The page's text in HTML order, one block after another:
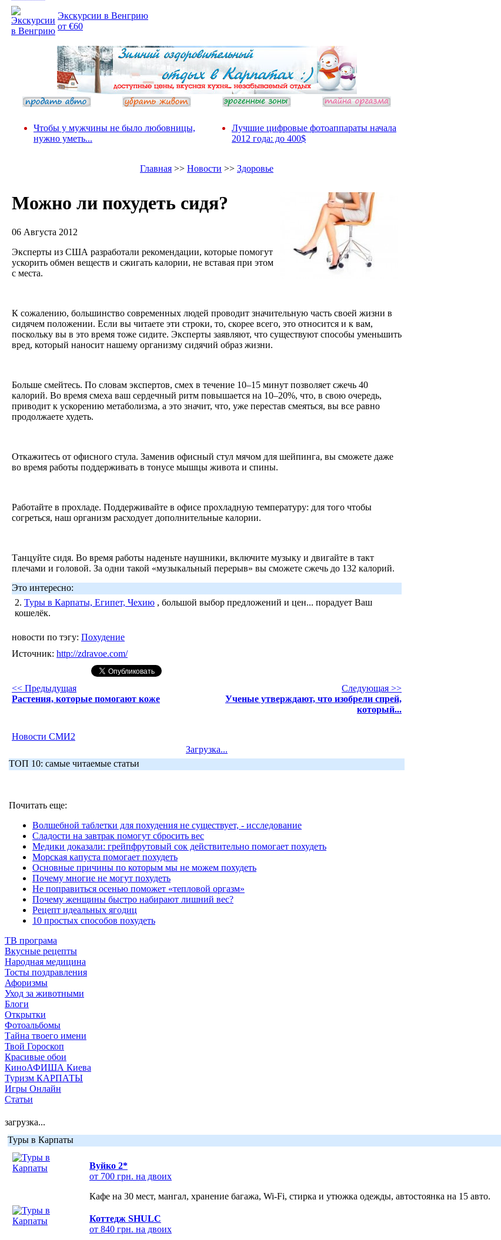
Экскурсии в Венгрию
от €60
Чтобы у мужчины не было любовницы,
нужно уметь...
Лучшие цифровые фотоаппараты начала
2012 года: до 400$
Главная >> Новости >> Здоровье
Можно ли похудеть сидя?
06 Августа 2012
Эксперты из США разработали рекомендации, которые помогут
ускорить обмен веществ и сжигать калории, не вставая при этом
с места.
К сожалению, большинство современных людей проводит значительную часть своей жизни в
сидячем положении. Если вы читаете эти строки, то, скорее всего, это относится и к вам,
поскольку вы в это время тоже сидите. Эксперты заявляют, что существуют способы уменьшить
вред, который наносит нашему организму сидячий образ жизни.
Больше смейтесь. По словам экспертов, смех в течение 10–15 минут позволяет сжечь 40
калорий. Во время смеха ваш сердечный ритм повышается на 10–20%, что, в свою очередь,
приводит к ускорению метаболизма, а это значит, что, уже перестав смеяться, вы все равно
продолжаете худеть.
Откажитесь от офисного стула. Заменив офисный стул мячом для шейпинга, вы сможете даже
во время работы поддерживать в тонусе мышцы живота и спины.
Работайте в прохладе. Поддерживайте в офисе прохладную температуру: для того чтобы
согреться, наш организм расходует дополнительные калории.
Танцуйте сидя. Во время работы наденьте наушники, включите музыку и двигайте в такт
плечами и головой. За одни такой «музыкальный перерыв» вы сможете сжечь до 132 калорий.
Это интересно:
2. Туры в Карпаты, Египет, Чехию , большой выбор предложений и цен... порадует Ваш
кошелёк.
новости по тэгу: Похудение
Источник: http://zdravoe.com/
<< Предыдущая
Растения, которые помогают коже
Следующая >>
Ученые утверждают, что изобрели спрей,
который...
Новости СМИ2
Загрузка...
ТОП 10: самые читаемые статьи
Почитать еще:
Волшебной таблетки для похудения не существует, - исследование
Сладости на завтрак помогут сбросить вес
Медики доказали: грейпфрутовый сок действительно помогает похудеть
Морская капуста помогает похудеть
Основные причины по которым мы не можем похудеть
Почему многие не могут похудеть
Не поправиться осенью поможет «тепловой оргазм»
Почему женщины быстро набирают лишний вес?
Рецепт идеальных ягодиц
10 простых способов похудеть
ТВ програма
Вкусные рецепты
Народная медицина
Тосты поздравления
Афоризмы
Уход за животными
Блоги
Открытки
Фотоальбомы
Тайна твоего имени
Твой Гороскоп
Красивые обои
КиноАФИША Киева
Туризм КАРПАТЫ
Игры Онлайн
Статьи
загрузка...
Туры в Карпаты
Вуйко 2*
от 700 грн. на двоих
Кафе на 30 мест, мангал, хранение багажа, Wi-Fi, стирка и утюжка одежды, автостоянка на 15 авто.
Коттедж SHULC
от 840 грн. на двоих